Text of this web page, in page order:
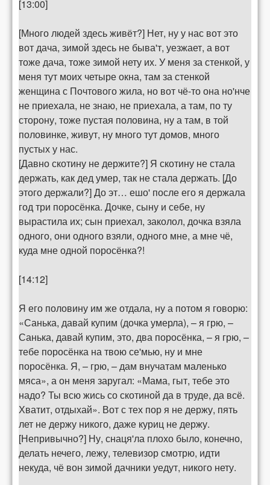
[13:00]
[Много людей здесь живёт?] Нет, ну у нас вот это
вот дача, зимой здесь не быва'т, уезжает, а вот
тоже дача, тоже зимой нету их. У меня за стенкой, у
меня тут моих четыре окна, там за стенкой
женщина с Почтового жила, но вот чё-то она но'нче
не приехала, не знаю, не приехала, а там, по ту
сторону, тоже пустая половина, ну а там, в той
половинке, живут, ну много тут домов, много
пустых у нас.
[Давно скотину не держите?] Я скотину не стала
держать, как дед умер, так не стала держать. [До
этого держали?] До эт… ешо' после его я держала
год три поросёнка. Дочке, сыну и себе, ну
вырастила их; сын приехал, заколол, дочка взяла
одного, они одного взяли, одного мне, а мне чё,
куда мне одной поросёнка?!
[14:12]
Я его половину им же отдала, ну а потом я говорю:
«Санька, давай купим (дочка умерла), – я грю, –
Санька, давай купим, это, два поросёнка, – я грю, –
тебе поросёнка на твою се'мью, ну и мне
поросёнка. Я, – грю, – дам внучатам маленько
мяса», а он меня заругал: «Мама, гыт, тебе это
надо? Ты всю жись со скотиной да в труде, да всё.
Хватит, отдыхай». Вот с тех пор я не держу, пять
лет не держу никого, даже куриц не держу.
[Непривычно?] Ну, снаця'ла плохо было, конечно,
делать нечего, лежу, телевизор смотрю, идти
некуда, чё вон зимой дачники уедут, никого нету.